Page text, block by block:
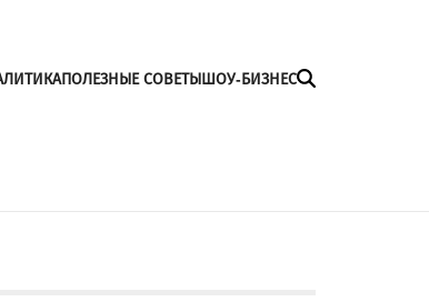
ПОЛЕЗНЫЕ СОВЕТЫШОУ-БИЗНЕС